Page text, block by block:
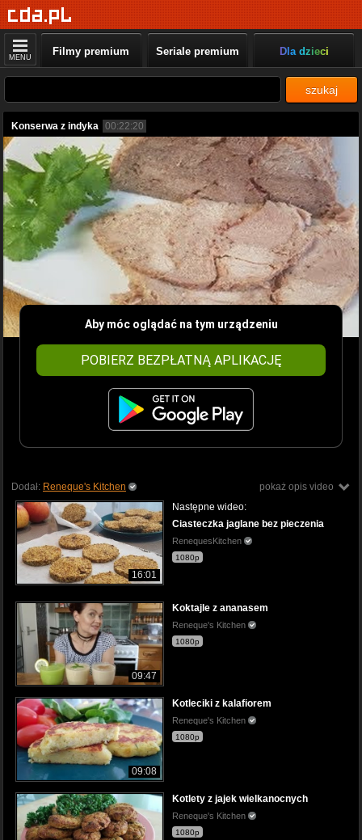
MENU Filmy premium Seriale premium Dla dzieci
szukaj
Konserwa z indyka 00:22:20
Aby móc oglądać na tym urządzeniu
POBIERZ BEZPŁATNĄ APLIKACJĘ
pokaż opis video
Dodał: Reneque's Kitchen
16:01
Następne wideo:
Ciasteczka jaglane bez pieczenia
RenequesKitchen
1080p
09:47
Koktajle z ananasem
Reneque's Kitchen
1080p
09:08
Kotleciki z kalafiorem
Reneque's Kitchen
1080p
Kotlety z jajek wielkanocnych
Reneque's Kitchen
1080p